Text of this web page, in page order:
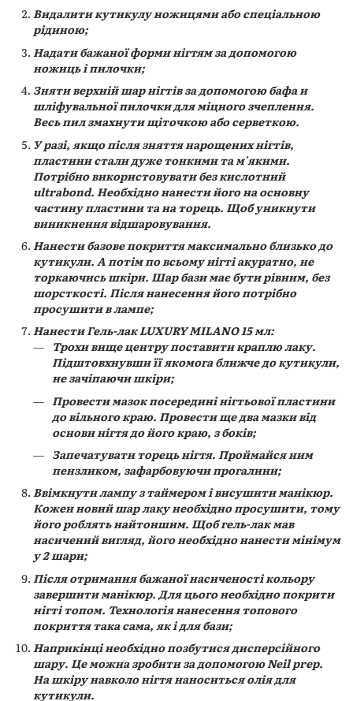
Видалити кутикулу ножицями або спеціальною
рідиною;
Надати бажаної форми нігтям за допомогою
ножиць і пилочки;
Зняти верхній шар нігтів за допомогою бафа и
шліфувальної пилочки для міцного зчеплення.
Весь пил змахнути щіточкою або серветкою.
У разі, якщо після зняття нарощених нігтів,
пластини стали дуже тонкими та м'якими.
Потрібно використовувати без кислотний
ultrabond. Необхідно нанести його на основну
частину пластини та на торець. Щоб уникнути
виникнення відшаровування.
Нанести базове покриття максимально близько до
кутикули. А потім по всьому нігті акуратно, не
торкаючись шкіри. Шар бази має бути рівним, без
шорсткості. Після нанесення його потрібно
просушити в лампе;
Нанести Гель-лак LUXURY MILANO 15 мл:
Трохи вище центру поставити краплю лаку.
Підштовхнувши її якомога ближче до кутикули,
не зачіпаючи шкіри;
Провести мазок посередині нігтьової пластини
до вільного краю. Провести ще два мазки від
основи нігтя до його краю, з боків;
Запечатувати торець нігтя. Проймайся ним
пензликом, зафарбовуючи прогалини;
Ввімкнути лампу з таймером і висушити манікюр.
Кожен новий шар лаку необхідно просушити, тому
його роблять найтоншим. Щоб гель-лак мав
насичений вигляд, його необхідно нанести мінімум
у 2 шари;
Після отримання бажаної насиченості кольору
завершити манікюр. Для цього необхідно покрити
нігті топом. Технологія нанесення топового
покриття така сама, як і для бази;
Наприкінці необхідно позбутися дисперсійного
шару. Це можна зробити за допомогою Neil prep.
На шкіру навколо нігтя наноситься олія для
кутикули.